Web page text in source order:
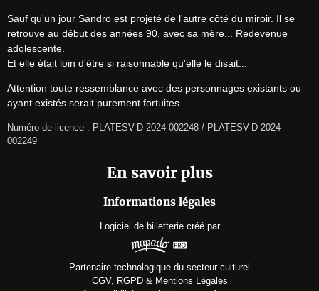
Sauf qu'un jour Sandro est projeté de l'autre côté du miroir. Il se
retrouve au début des années 90, avec sa mère... Redevenue
adolescente.
Et elle était loin d'être si raisonnable qu'elle le disait...
Attention toute ressemblance avec des personnages existants ou
ayant existés serait purement fortuites.
Numéro de licence : PLATESV-D-2024-002248 / PLATESV-D-2024-
002249
En savoir plus
Informations légales
Logiciel de billetterie créé par
Partenaire technologique du secteur culturel
CGV, RGPD & Mentions Légales